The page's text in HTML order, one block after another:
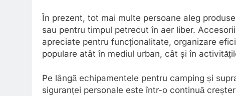
În prezent, tot mai multe persoane aleg
sau pentru timpul petrecut în aer liber.
apreciate pentru funcționalitate, organizare
populare atât în mediul urban, cât și în
Pe lângă echipamentele pentru camping și
siguranței personale este într-o continuă